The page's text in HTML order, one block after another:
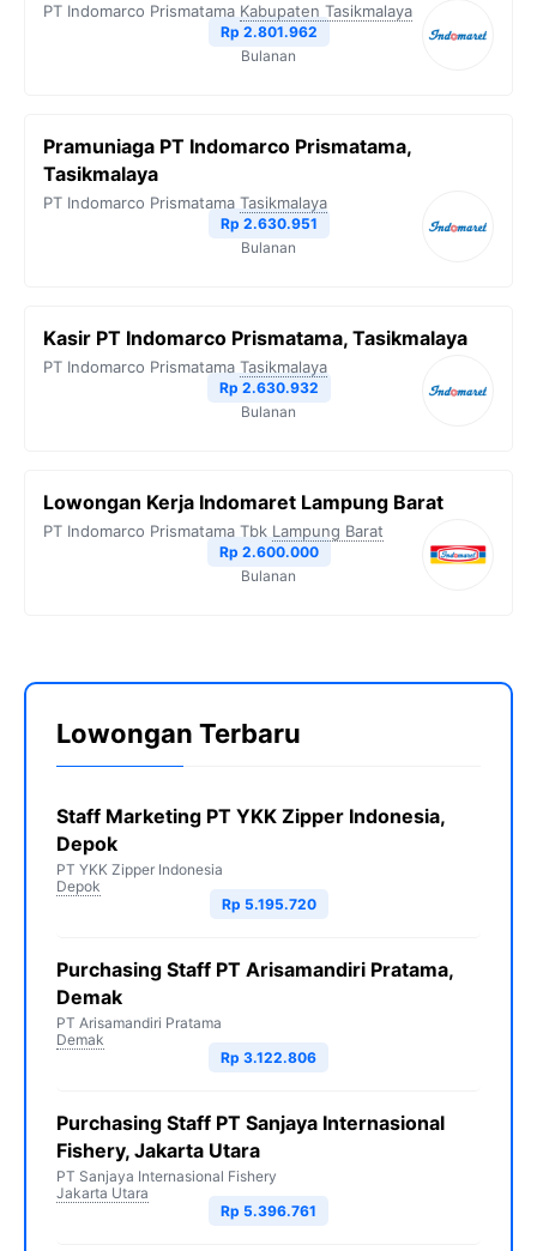
PT Indomarco Prismatama Kabupaten Tasikmalaya
Rp 2.801.962
Bulanan
Pramuniaga PT Indomarco Prismatama,
Tasikmalaya
PT Indomarco Prismatama Tasikmalaya
Rp 2.630.951
Bulanan
Kasir PT Indomarco Prismatama, Tasikmalaya
PT Indomarco Prismatama Tasikmalaya
Rp 2.630.932
Bulanan
Lowongan Kerja Indomaret Lampung Barat
PT Indomarco Prismatama Tbk Lampung Barat
Rp 2.600.000
Bulanan
Lowongan Terbaru
Staff Marketing PT YKK Zipper Indonesia,
Depok
PT YKK Zipper Indonesia
Depok
Rp 5.195.720
Purchasing Staff PT Arisamandiri Pratama,
Demak
PT Arisamandiri Pratama
Demak
Rp 3.122.806
Purchasing Staff PT Sanjaya Internasional
Fishery, Jakarta Utara
PT Sanjaya Internasional Fishery
Jakarta Utara
Rp 5.396.761